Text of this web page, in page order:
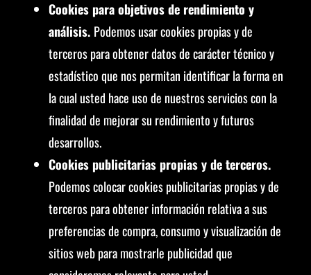
Cookies para objetivos de rendimiento y
análisis. Podemos usar cookies propias y de
terceros para obtener datos de carácter técnico y
estadístico que nos permitan identificar la forma en
la cual usted hace uso de nuestros servicios con la
finalidad de mejorar su rendimiento y futuros
desarrollos.
Cookies publicitarias propias y de terceros.
Podemos colocar cookies publicitarias propias y de
terceros para obtener información relativa a sus
preferencias de compra, consumo y visualización de
sitios web para mostrarle publicidad que